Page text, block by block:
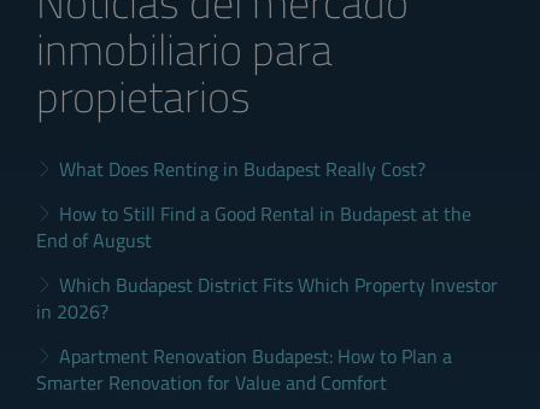
inmobiliario para
propietarios
What Does Renting in Budapest Really Cost?
How to Still Find a Good Rental in Budapest at the
End of August
Which Budapest District Fits Which Property Investor
in 2026?
Apartment Renovation Budapest: How to Plan a
Smarter Renovation for Value and Comfort